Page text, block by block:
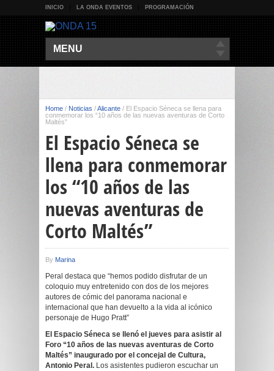
INICIO LA ONDA EVENTOS PROGRAMACIÓN
MENU
Home / Noticias /Alicante / El Espacio Séneca se llena para
conmemorar los “10 años de las nuevas aventuras de Corto
Maltés”
El Espacio Séneca se
llena para conmemorar
los “10 años de las
nuevas aventuras de
Corto Maltés”
By Marina
Peral destaca que “hemos podido disfrutar de un
coloquio muy entretenido con dos de los mejores
autores de cómic del panorama nacional e
internacional que han devuelto a la vida al icónico
personaje de Hugo Pratt”
El Espacio Séneca se llenó el jueves para asistir al
Foro “10 años de las nuevas aventuras de Corto
Maltés” inaugurado por el concejal de Cultura,
Antonio Peral. Los asistentes pudieron escuchar un